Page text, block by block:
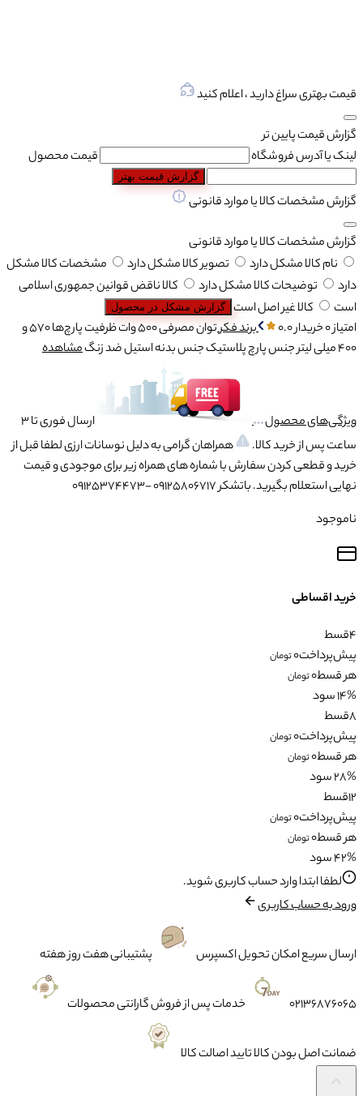
قیمت بهتری سراغ دارید ، اعلام کنید
گزارش قیمت پایین تر
لینک یا آدرس فروشگاه
قیمت محصول
گزارش قیمت بهتر
گزارش مشخصات کالا یا موارد قانونی
گزارش مشخصات کالا یا موارد قانونی
نام کالا مشکل دارد
تصویر کالا مشکل دارد
مشخصات کالا مشکل
دارد
توضیحات کالا مشکل دارد
کالا ناقض قوانین جمهوری اسلامی
است
کالا غیر اصل است گزارش مشکل در محصول
امتیاز 0 خریدار 0.0 برندفکرتوان مصرفی500 وات ظرفیت پارچ‌ها
570 و
400 میلی لیتر
جنس پارچپلاستیکجنس بدنهاستیل ضد زنگمشاهده
ویژگی‌های محصول
ارسال فوری تا 3
ساعت پس از خرید کالا.
همراهان گرامی به دلیل نوسانات ارزی لطفا قبل از
خرید و قطعی کردن سفارش با شماره های همراه زیر برای موجودی و قیمت
نهایی استعلام بگیرید. باتشکر 09125806717 -09125374473
ناموجود
خرید اقساطی
4قسط
پیش‌پرداخت0تومان
هر قسط0تومان
14% سود
8قسط
پیش‌پرداخت0تومان
هر قسط0تومان
28% سود
12قسط
پیش‌پرداخت0تومان
هر قسط0تومان
42% سود
لطفا ابتدا وارد حساب کاربری شوید.
ورود به حساب کاربری
ارسال سریعامکان تحویل اکسپرس پشتیبانیهفت روز هفته
02136876065 خدمات پس از فروشگارانتی محصولات
ضمانتاصل بودن کالا تایید اصالت کالا